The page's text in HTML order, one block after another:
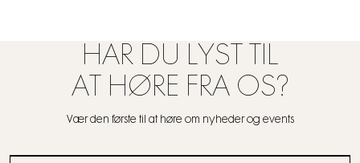
HAR DU LYST TIL
AT HØRE FRA OS?
Vær den første til at høre om nyheder og events